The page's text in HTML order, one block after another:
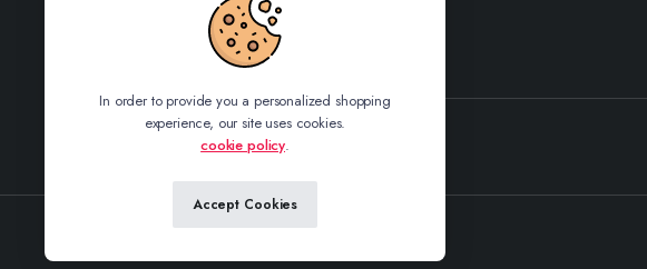
In order to provide you a personalized shopping
experience, our site uses cookies.
cookie policy.
Accept Cookies